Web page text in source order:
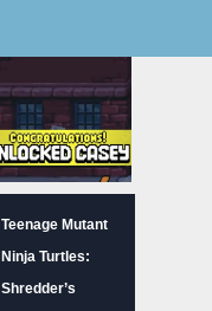
Teenage Mutant
Ninja Turtles:
Shredder’s